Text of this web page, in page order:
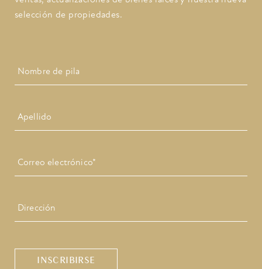
selección de propiedades.
electrónico *